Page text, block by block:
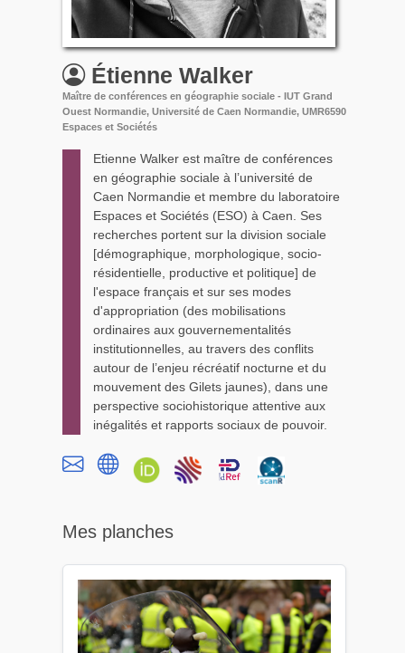
Étienne Walker
Maître de conférences en géographie sociale - IUT Grand
Ouest Normandie, Université de Caen Normandie, UMR6590
Espaces et Sociétés
Etienne Walker est maître de conférences
en géographie sociale à l’université de
Caen Normandie et membre du laboratoire
Espaces et Sociétés (ESO) à Caen. Ses
recherches portent sur la division sociale
[démographique, morphologique, socio-
résidentielle, productive et politique] de
l'espace français et sur ses modes
d'appropriation (des mobilisations
ordinaires aux gouvernementalités
institutionnelles, au travers des conflits
autour de l’enjeu récréatif nocturne et du
mouvement des Gilets jaunes), dans une
perspective sociohistorique attentive aux
inégalités et rapports sociaux de pouvoir.
Mes planches